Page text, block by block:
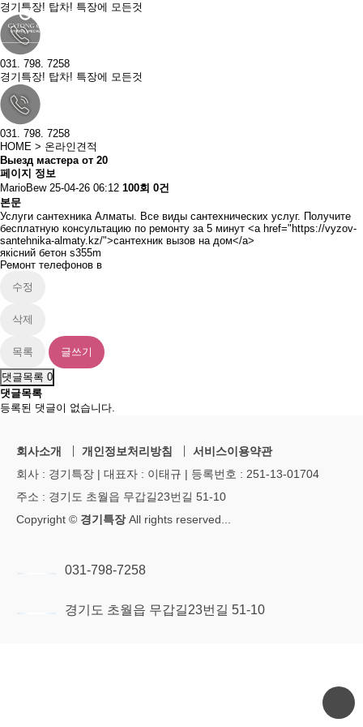
경기특장! 탑차! 특장에 모든것
031. 798. 7258
경기특장! 탑차! 특장에 모든것
031. 798. 7258
HOME > 온라인견적
Выезд мастера от 20
페이지 정보
MarioBew 25-04-26 06:12 100회 0건
본문
Услуги сантехника Алматы. Все виды сантехнических услуг. Получите
бесплатную консультацию по ремонту за 5 минут <a href=" https://vyzov-
santehnika-almaty.kz/">сантехник вызов на дом</a>
якісний бетон s355m
Ремонт телефонов в
수정
삭제
목록 글쓰기
댓글목록 0
댓글목록
등록된 댓글이 없습니다.
회사소개 개인정보처리방침
서비스이용약관
회사 : 경기특장 | 대표자 : 이태규 | 등록번호 : 251-13-01704
주소 : 경기도 초월읍 무갑길23번길 51-10
Copyright © 경기특장All rights reserved
031-798-7258
경기도 초월읍 무갑길23번길 51-10